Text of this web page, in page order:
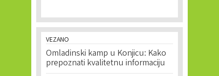
VEZANO
Omladinski kamp u Konjicu: Kako
prepoznati kvalitetnu informaciju